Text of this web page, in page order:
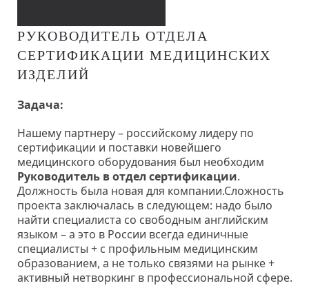
РУКОВОДИТЕЛЬ ОТДЕЛА
СЕРТИФИКАЦИИ МЕДИЦИНСКИХ
ИЗДЕЛИЙ
Задача:
Нашему партнеру – российскому лидеру по
сертификации и поставки новейшего
медицинского оборудования был необходим
Руководитель в отдел сертификации.
Должность была новая для компании.Сложность
проекта заключалась в следующем: надо было
найти специалиста со свободным английским
языком – а это в России всегда единичные
специалисты + с профильным медицинским
образованием, а не только связями на рынке +
активный нетворкинг в профессиональной сфере.